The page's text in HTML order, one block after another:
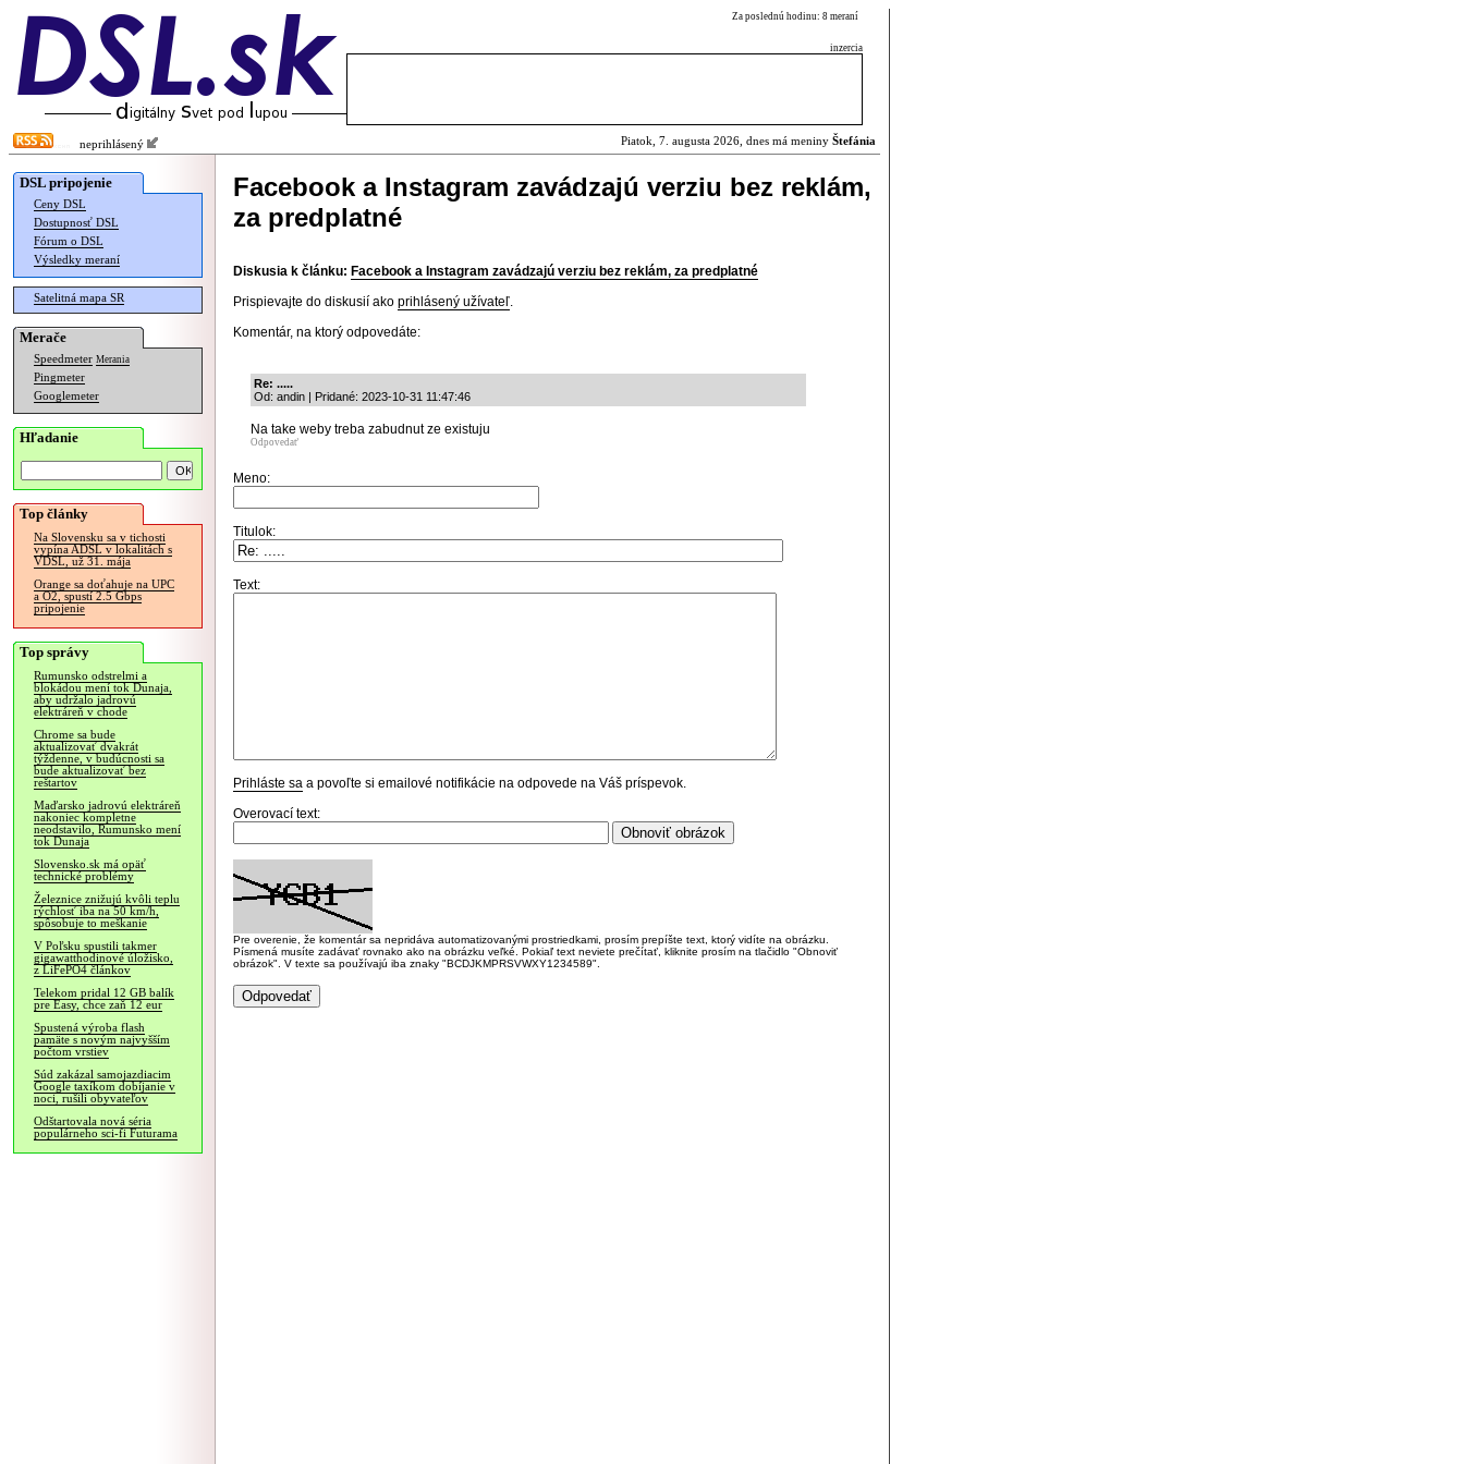
Za poslednú hodinu: 8 meraní
inzercia
neprihlásený Piatok, 7. augusta 2026, dnes má meniny Štefánia
DSL pripojenie
Ceny DSL
Dostupnosť DSL
Fórum o DSL
Výsledky meraní
Satelitná mapa SR
Merače
Speedmeter Merania
Pingmeter
Googlemeter
Hľadanie
Top články
Na Slovensku sa v tichosti
vypína ADSL v lokalitách s
VDSL, už 31. mája
Orange sa doťahuje na UPC
a O2, spustí 2.5 Gbps
pripojenie
Top správy
Rumunsko odstrelmi a
blokádou mení tok Dunaja,
aby udržalo jadrovú
elektráreň v chode
Chrome sa bude
aktualizovať dvakrát
týždenne, v budúcnosti sa
bude aktualizovať bez
reštartov
Maďarsko jadrovú elektráreň
nakoniec kompletne
neodstavilo, Rumunsko mení
tok Dunaja
Slovensko.sk má opäť
technické problémy
Železnice znižujú kvôli teplu
rýchlosť iba na 50 km/h,
spôsobuje to meškanie
V Poľsku spustili takmer
gigawatthodinové úložisko,
z LiFePO4 článkov
Telekom pridal 12 GB balík
pre Easy, chce zaň 12 eur
Spustená výroba flash
pamäte s novým najvyšším
počtom vrstiev
Súd zakázal samojazdiacim
Google taxíkom dobíjanie v
noci, rušili obyvateľov
Odštartovala nová séria
populárneho sci-fi Futurama
Facebook a Instagram zavádzajú verziu bez reklám,
za predplatné
Diskusia k článku: Facebook a Instagram zavádzajú verziu bez reklám, za predplatné
Prispievajte do diskusií ako prihlásený užívateľ.
Komentár, na ktorý odpovedáte:
Re: .....
Od: andin | Pridané: 2023-10-31 11:47:46
Na take weby treba zabudnut ze existuju
Odpovedať
Meno:
Titulok:
Text:
Prihláste sa a povoľte si emailové notifikácie na odpovede na Váš príspevok.
Overovací text:
Pre overenie, že komentár sa nepridáva automatizovanými prostriedkami, prosím prepíšte text, ktorý vidíte na obrázku.
Písmená musíte zadávať rovnako ako na obrázku veľké. Pokiaľ text neviete prečítať, kliknite prosím na tlačidlo "Obnoviť
obrázok". V texte sa používajú iba znaky "BCDJKMPRSVWXY1234589".